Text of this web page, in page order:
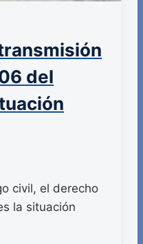
del
civil, el derecho